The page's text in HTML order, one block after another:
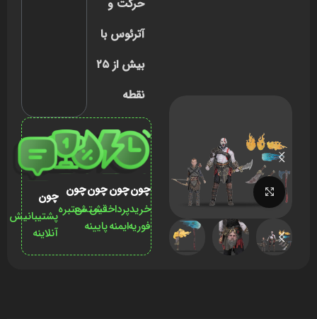
برای بزرگنمایی کلیک کنید
حرکت و
آترئوس با
بیش از ۲۵
نقطه
چون
خرید
فوریه
چون
پرداختش
ایمنه
چون
قیمتش
پایینه
چون
معتبره
چون
پشتیبانیش
آنلاینه